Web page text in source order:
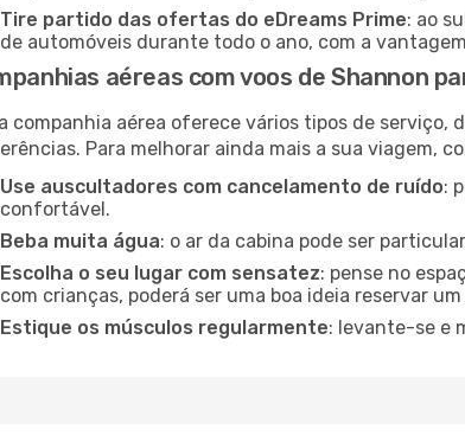
Tire partido das ofertas do eDreams Prime: ao
de automóveis durante todo o ano, com a
aéreas com voos de Shannon
companhia aérea oferece vários tipos de
Para melhorar ainda mais a sua viagem,
Use auscultadores com cancelamento de ruído:
confortável.
Beba muita água: o ar da cabina pode ser
Escolha o seu lugar com sensatez: pense no
com crianças, poderá ser uma boa ideia reservar
Estique os músculos regularmente: levante-se e